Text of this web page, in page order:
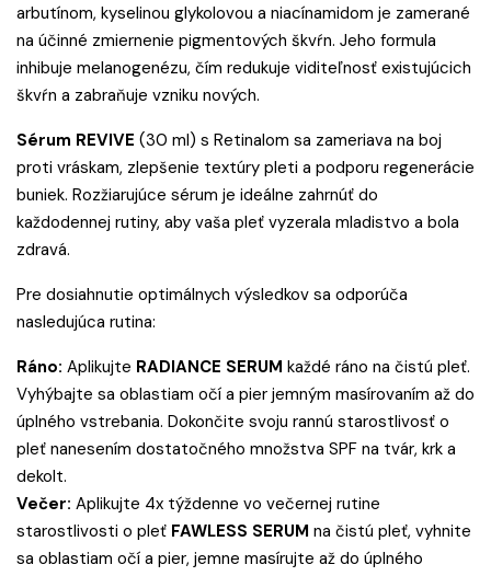
arbutínom, kyselinou glykolovou a niacínamidom je zamerané
na účinné zmiernenie pigmentových škvŕn. Jeho formula
inhibuje melanogenézu, čím redukuje viditeľnosť existujúcich
škvŕn a zabraňuje vzniku nových.
Sérum REVIVE (30 ml) s Retinalom sa zameriava na boj
proti vráskam, zlepšenie textúry pleti a podporu regenerácie
buniek. Rozžiarujúce sérum je ideálne zahrnúť do
každodennej rutiny, aby vaša pleť vyzerala mladistvo a bola
zdravá.
Pre dosiahnutie optimálnych výsledkov sa odporúča
nasledujúca rutina:
Ráno: Aplikujte RADIANCE SERUM každé ráno na čistú pleť.
Vyhýbajte sa oblastiam očí a pier jemným masírovaním až do
úplného vstrebania. Dokončite svoju rannú starostlivosť o
pleť nanesením dostatočného množstva SPF na tvár, krk a
dekolt.
Večer: Aplikujte 4x týždenne vo večernej rutine
starostlivosti o pleť FAWLESS SERUM na čistú pleť, vyhnite
sa oblastiam očí a pier, jemne masírujte až do úplného